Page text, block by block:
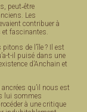
peut‑être
Les
contribuer à
et fascinantes.
de l’île ? Il est
t-il puisé dans une
d’Anchain et
qu’il nous est
lui sommes
à une critique